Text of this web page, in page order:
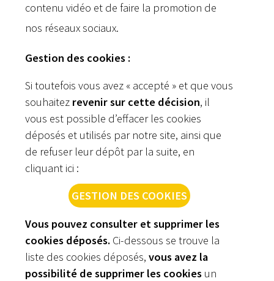
contenu vidéo et de faire la promotion de
nos réseaux sociaux.
Gestion des cookies :
Si toutefois vous avez « accepté » et que vous
souhaitez revenir sur cette décision, il
vous est possible d’effacer les cookies
déposés et utilisés par notre site, ainsi que
de refuser leur dépôt par la suite, en
cliquant ici :
GESTION DES COOKIES
Vous pouvez consulter et supprimer les
cookies déposés. Ci-dessous se trouve la
liste des cookies déposés,vous avez la
possibilité de supprimer les cookies un